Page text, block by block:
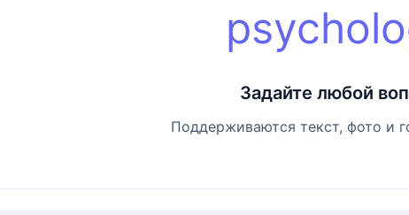
Задайте любой
Поддерживаются текст, фото и